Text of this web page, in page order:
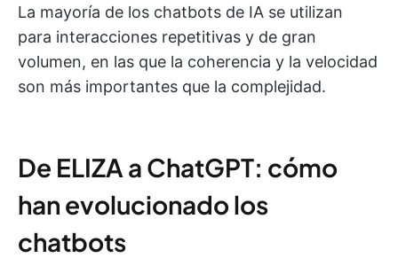
La mayoría de los chatbots de IA se utilizan
para interacciones repetitivas y de gran
volumen, en las que la coherencia y la velocidad
son más importantes que la complejidad.
De ELIZA a ChatGPT: cómo
han evolucionado los
chatbots